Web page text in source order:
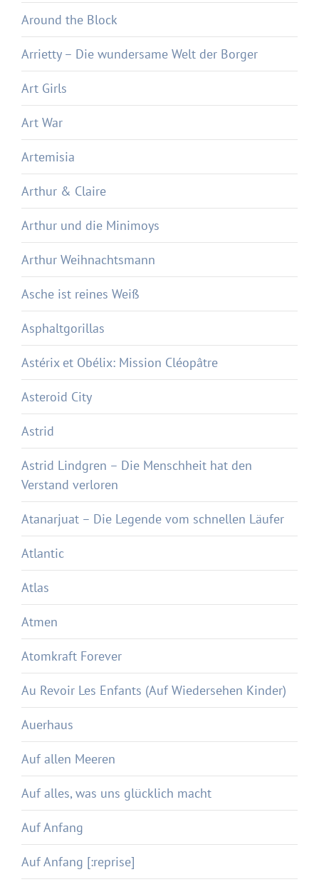
Around the Block
Arrietty – Die wundersame Welt der Borger
Art Girls
Art War
Artemisia
Arthur & Claire
Arthur und die Minimoys
Arthur Weihnachtsmann
Asche ist reines Weiß
Asphaltgorillas
Astérix et Obélix: Mission Cléopâtre
Asteroid City
Astrid
Astrid Lindgren – Die Menschheit hat den
Verstand verloren
Atanarjuat – Die Legende vom schnellen Läufer
Atlantic
Atlas
Atmen
Atomkraft Forever
Au Revoir Les Enfants (Auf Wiedersehen Kinder)
Auerhaus
Auf allen Meeren
Auf alles, was uns glücklich macht
Auf Anfang
Auf Anfang [:reprise]